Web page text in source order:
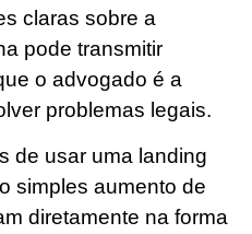
claras sobre a
pode transmitir
o advogado é a
problemas legais.
de usar uma landing
simples aumento de
diretamente na forma